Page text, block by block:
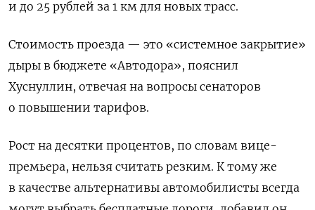
и до 25 рублей за 1 км для новых трасс.
Стоимость проезда — это «системное закрытие»
дыры в бюджете «Автодора», пояснил
Хуснуллин, отвечая на вопросы сенаторов
о повышении тарифов.
Рост на десятки процентов, по словам вице-
премьера, нельзя считать резким. К тому же
в качестве альтернативы автомобилисты всегда